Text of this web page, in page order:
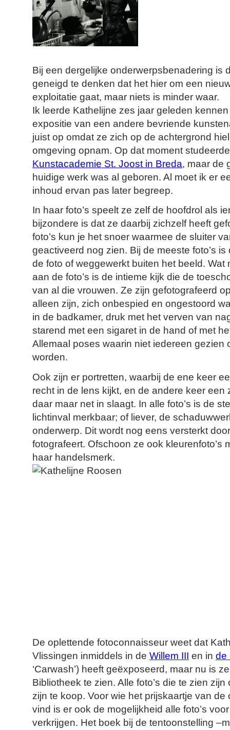
Bij een dergelijke onderwerpsbenadering is
geneigd te denken dat het hier om een
exploitatie gaat, maar niets is minder waar.
Ik leerde Kathelijne zes jaar geleden
expositie van een andere bevriende
juist op omdat ze zich op de achtergrond
omgeving opnam. Op dat moment
Kunstacademie St. Joost in Breda, maar de
huidige werk was al geboren. Al moet ik er
inhoud ervan pas later begreep.
In haar foto’s speelt ze zelf de hoofdrol als
bijzondere is dat ze daarbij zichzelf heeft
foto’s kun je het snoer waarmee de sluiter
geactiveerd nog zien. Bij de meeste foto’s
de foto of weggewerkt buiten het beeld. Wat
aan de foto’s is de intieme kijk die de
van al die vrouwen. Ze zijn gefotografeerd
alleen zijn, zich onbespied en ongestoord
in de badkamer, druk met het verven van
starend met een sigaret in de hand of met
Allemaal poses waarin niet iedereen gezien
worden.
Ook zijn er portretten, waarbij de ene keer
recht in de lens kijkt, en de andere keer een
daar maar net in slaagt. In alle foto’s is de
lichtinval merkbaar; of liever, de
onderwerp. Dit wordt nog eens versterkt
fotografeert. Ofschoon ze ook kleurenfoto’s
haar handelsmerk.
De oplettende fotoconnaisseur weet dat
Vlissingen inmiddels in de Willem III en in de
‘Carwash’) heeft geëxposeerd, maar nu is
Bibliotheek te zien. Alle foto’s die te zien
zijn te koop. Voor wie het prijskaartje van de
vind is er ook de mogelijkheid alle foto’s
verkrijgen. Het boek bij de tentoonstelling